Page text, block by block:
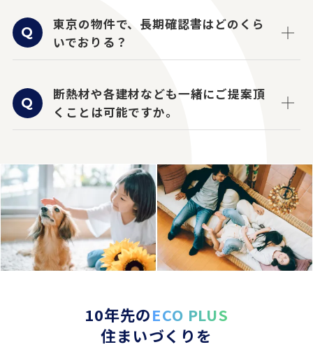
東京の物件で、長期確認書はどのくら
いでおりる？
断熱材や各建材なども一緒にご提案頂
くことは可能ですか。
10年先のECO PLUS
住まいづくりを